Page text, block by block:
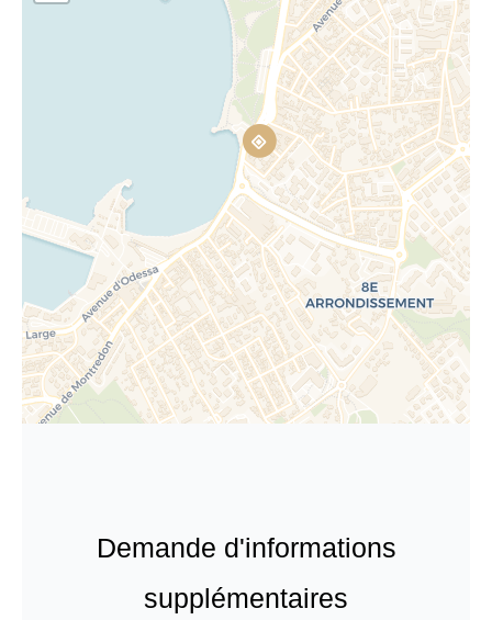
Demande d'informations
supplémentaires